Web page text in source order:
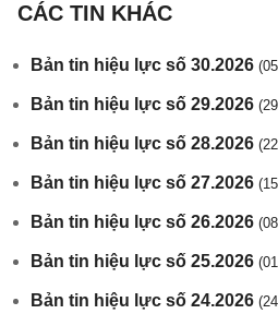
CÁC TIN KHÁC
Bản tin hiệu lực số 30.2026
Bản tin hiệu lực số 29.2026
Bản tin hiệu lực số 28.2026
Bản tin hiệu lực số 27.2026
Bản tin hiệu lực số 26.2026
Bản tin hiệu lực số 25.2026
Bản tin hiệu lực số 24.2026